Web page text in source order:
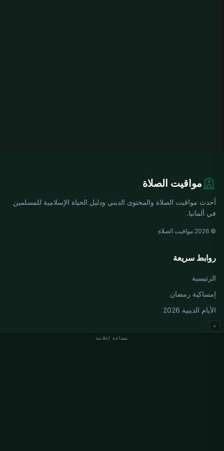
مساحة إعلانية
×
مواقيت الصلاة
أحدث مواقيت الصلاة والمحتوى الديني ودليل الحياة الإسلامية للمسلمين
في ألمانيا.
© 2026 مواقيت الصلاة
روابط سريعة
الرئيسية
إمساكية رمضان
الأيام الدينية 2026